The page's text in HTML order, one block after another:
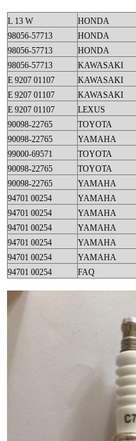
L 13 W
HONDA
98056-57713
HONDA
98056-57713
HONDA
98056-57713
KAWASAKI
E 9207 01107
KAWASAKI
E 9207 01107
KAWASAKI
E 9207 01107
LEXUS
90098-22765
TOYOTA
90098-22765
YAMAHA
99000-69571
TOYOTA
90098-22765
TOYOTA
90098-22765
YAMAHA
94701 00254
YAMAHA
94701 00254
YAMAHA
94701 00254
YAMAHA
94701 00254
YAMAHA
94701 00254
YAMAHA
94701 00254
FAQ